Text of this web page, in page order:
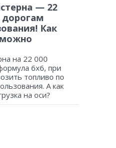
— 22
дорогам
Как
на 22 000
6х6, при
топливо по
А как
на оси?